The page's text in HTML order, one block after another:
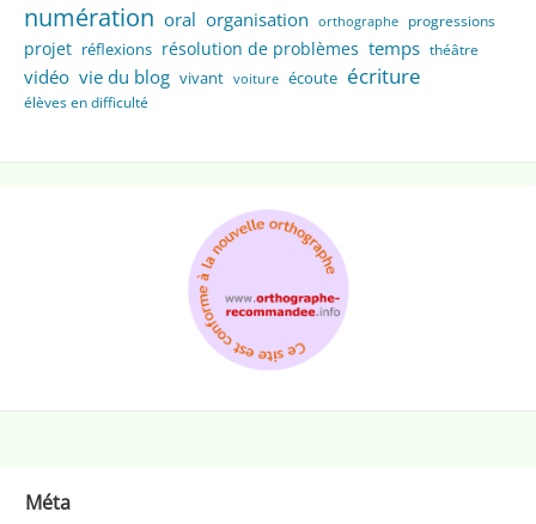
numération oral organisation orthographe progressions
projet réflexions résolution de problèmes temps théâtre
vidéo vie du blog vivant voiture écoute écriture
élèves en difficulté
Méta